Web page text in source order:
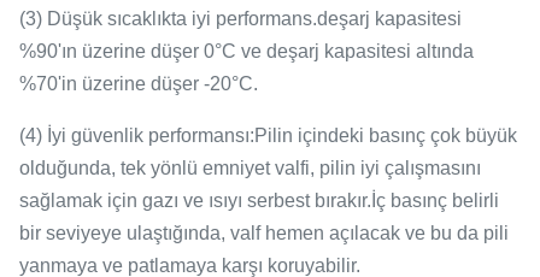
(3) Düşük sıcaklıkta iyi performans.deşarj kapasitesi
%90'ın üzerine düşer 0°C ve deşarj kapasitesi altında
%70'in üzerine düşer -20°C.
(4) İyi güvenlik performansı:Pilin içindeki basınç çok büyük
olduğunda, tek yönlü emniyet valfi, pilin iyi çalışmasını
sağlamak için gazı ve ısıyı serbest bırakır.İç basınç belirli
bir seviyeye ulaştığında, valf hemen açılacak ve bu da pili
yanmaya ve patlamaya karşı koruyabilir.